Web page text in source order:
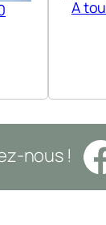
A
nous !